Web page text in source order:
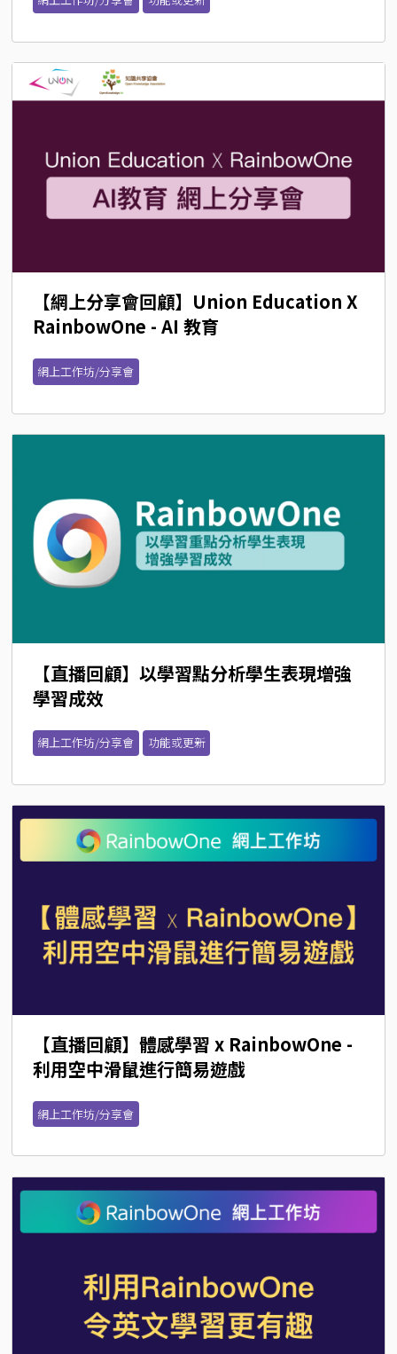
【網上分享會回顧】Union Education X
RainbowOne - AI 教育
網上工作坊/分享會
【直播回顧】以學習點分析學生表現增強
學習成效
網上工作坊/分享會 功能或更新
【直播回顧】體感學習 x RainbowOne -
利用空中滑鼠進行簡易遊戲
網上工作坊/分享會